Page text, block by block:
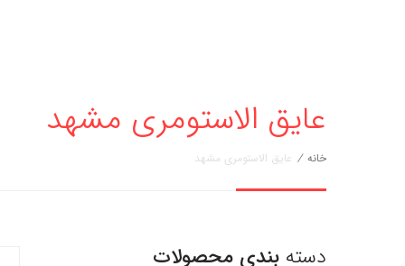
عایق الاستومری مشهد
خانه / عایق الاستومری مشهد
دسته بندی محصولات